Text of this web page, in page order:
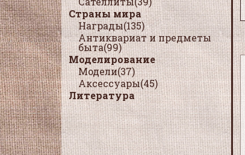
Страны мира
Награды(135)
Антиквариат и предметы
быта(99)
Моделирование
Модели(37)
Аксессуары(45)
Литература